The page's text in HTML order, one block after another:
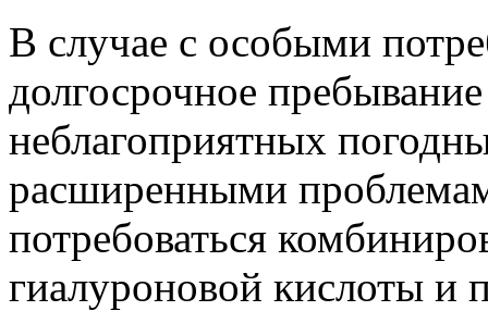
В случае с особыми
долгосрочное
неблагоприятных
расширенными
потребоваться
гиалуроновой кислоты и